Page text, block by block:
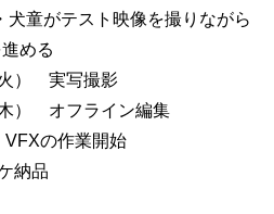
童がテスト映像を撮りながら
める
） 実写撮影
） オフライン編集
の作業開始
納品